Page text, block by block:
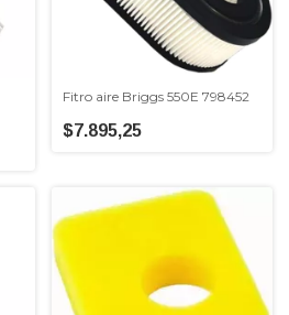
Fitro aire Briggs 550E 798452
$7.895,25